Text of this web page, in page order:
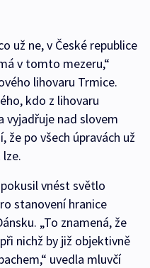
už ne, v České republice
v tomto mezeru,“
lihovaru Trmice.
kdo z lihovaru
vyjadřuje nad slovem
že po všech úpravách už
vnést světlo
stanovení hranice
„To znamená, že
nichž by již objektivně
uvedla mluvčí